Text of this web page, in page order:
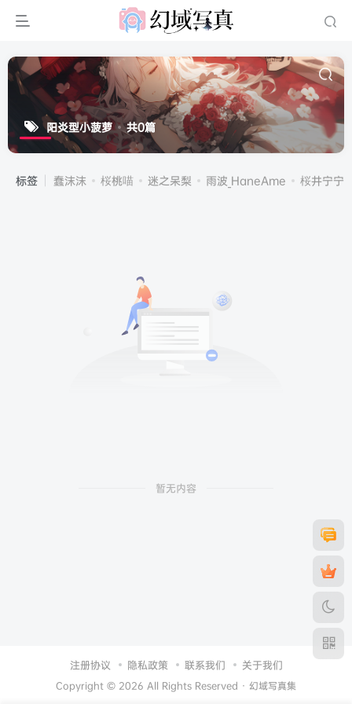
阳炎型小菠萝 共0篇
标签 蠢沫沫 桜桃喵 迷之呆梨 雨波_HaneAme 桜井宁宁(
暂无内容
注册协议 隐私政策 联系我们 关于我们
Copyright © 2026 All Rights Reserved · 幻域写真集